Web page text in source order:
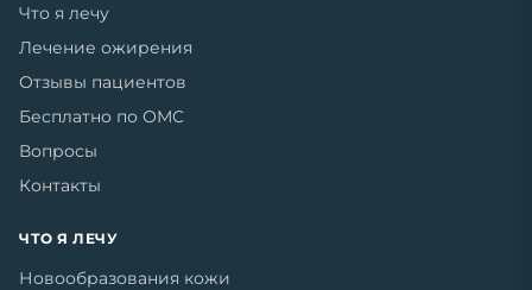
Что я лечу
Лечение ожирения
Отзывы пациентов
Бесплатно по ОМС
Вопросы
Контакты
ЧТО Я ЛЕЧУ
Новообразования кожи